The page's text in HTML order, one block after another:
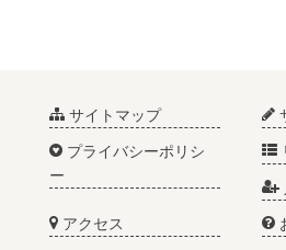
サイトマップ
プライバシーポリシ
ー
アクセス